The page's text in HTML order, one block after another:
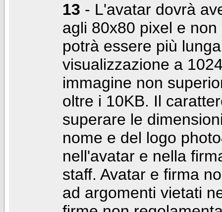
13 - L'avatar dovrà
agli 80x80 pixel e
potrà essere più
visualizzazione a
immagine non
oltre i 10KB. Il
superare le
nome e del logo
nell'avatar e nella
staff. Avatar e firma
ad argomenti vietati